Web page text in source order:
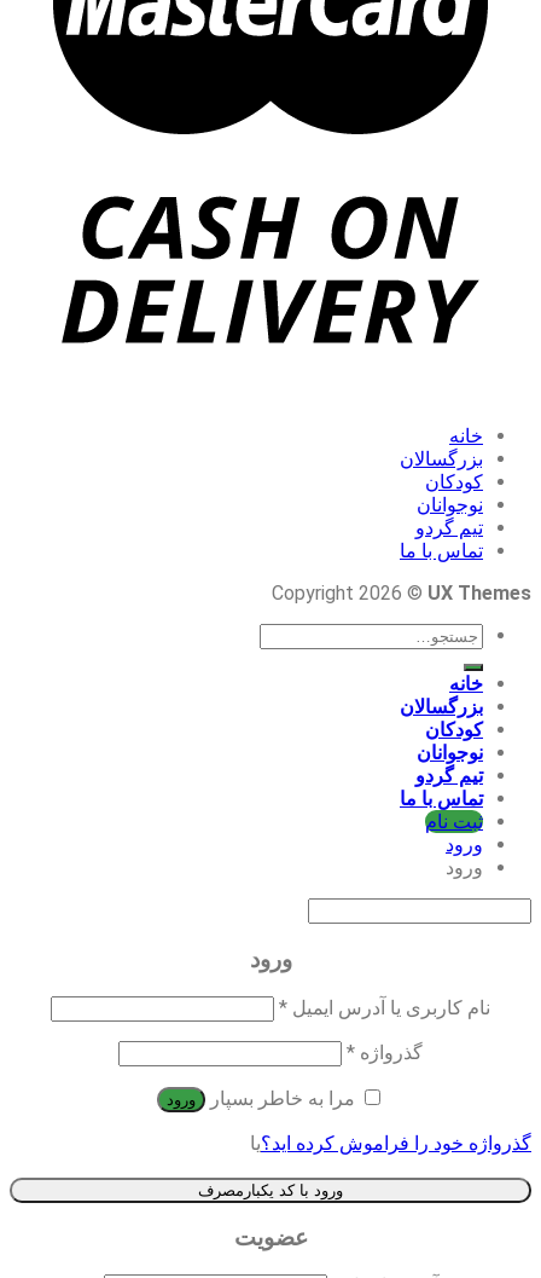
خانه
بزرگسالان
کودکان
نوجوانان
تیم گردو
تماس با ما
Copyright 2026 © UX Themes
جستجو
خانه
بزرگسالان
کودکان
نوجوانان
تیم گردو
تماس با ما
ثبت نام
ورود
ورود
ورود
نام کاربری یا آدرس ایمیل *
گذرواژه *
مرا به خاطر بسپار
ورود
گذرواژه خود را فراموش کرده اید؟یا
ورود با کد یکبارمصرف
عضویت